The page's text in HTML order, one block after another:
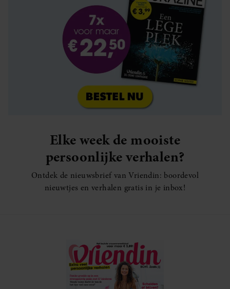
Elke week de mooiste
persoonlijke verhalen?
Ontdek de nieuwsbrief van Vriendin: boordevol
nieuwtjes en verhalen gratis in je inbox!